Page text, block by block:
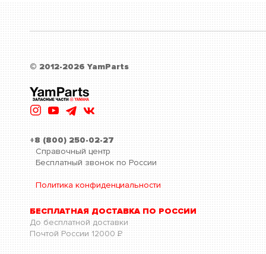
© 2012-2026 YamParts
+8 (800) 250-02-27
Справочный центр
Бесплатный звонок по России
Политика конфиденциальности
БЕСПЛАТНАЯ ДОСТАВКА ПО РОССИИ
До бесплатной доставки
Почтой России 12000 Р